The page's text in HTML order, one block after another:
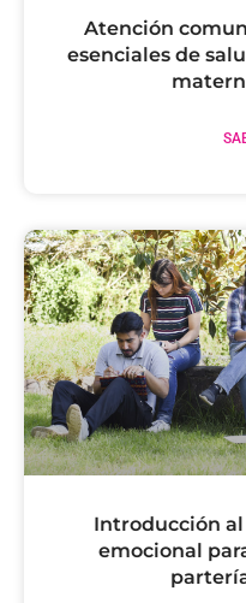
Atención
esenciales de
Introducción
emocional